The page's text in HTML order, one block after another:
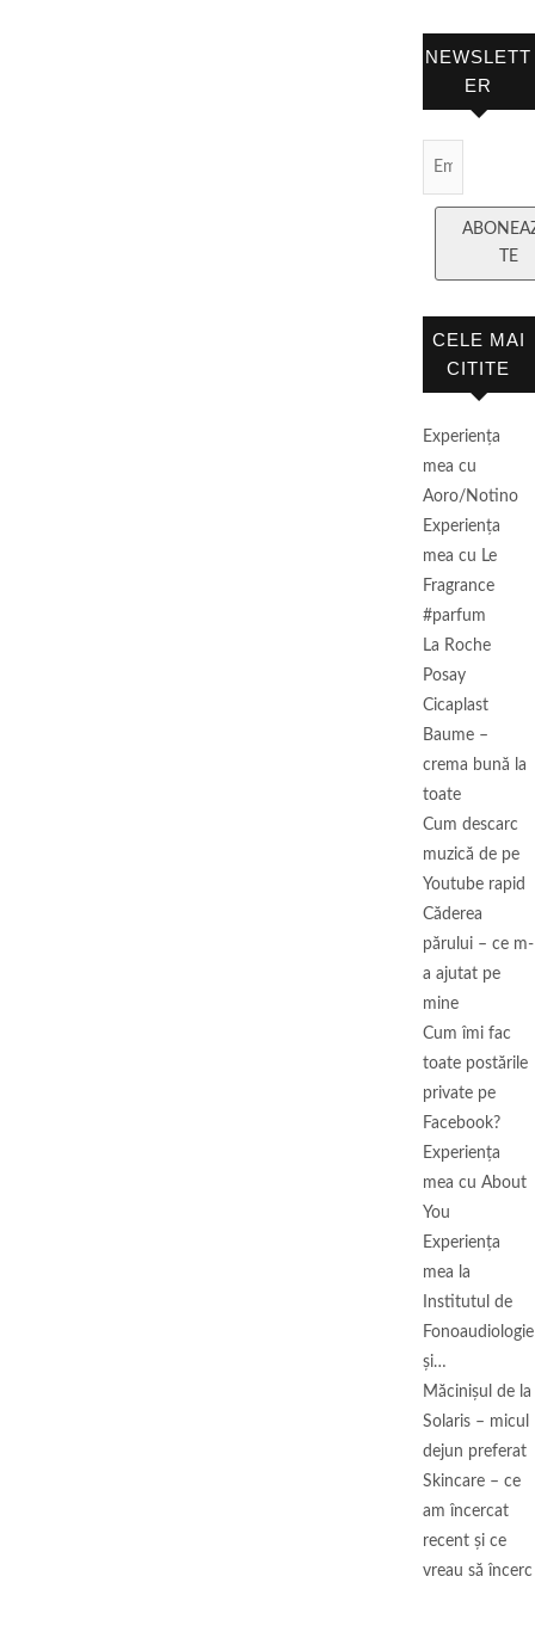
NEWSLETT
ER
TE
CELE MAI
CITITE
Experienţa
mea cu
Aoro/Notino
Experienţa
mea cu Le
Fragrance
#parfum
La Roche
Posay
Cicaplast
Baume –
crema bună la
toate
Cum descarc
muzică de pe
Youtube rapid
Căderea
părului – ce m-
a ajutat pe
mine
Cum îmi fac
toate postările
private pe
Facebook?
Experiența
mea cu About
You
Experiența
mea la
Institutul de
Fonoaudiologie
și…
Măcinişul de la
Solaris – micul
dejun preferat
Skincare – ce
am încercat
recent și ce
vreau să încerc